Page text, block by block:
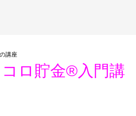
講座
ロ貯金®︎入門講